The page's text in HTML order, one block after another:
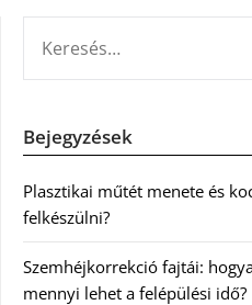
Bejegyzések
Plasztikai műtét menete és
felkészülni?
Szemhéjkorrekció fajtái:
mennyi lehet a felépülési idő?